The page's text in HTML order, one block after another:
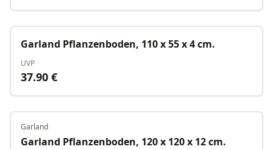
Garland Pflanzenboden, 110 x 55 x 4 cm.
UVP
37.90 €
Garland
Garland Pflanzenboden, 120 x 120 x 12 cm.